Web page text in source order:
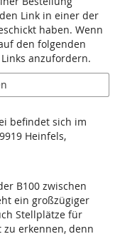
Link in einer der
haben. Wenn
den folgenden
anzufordern.
befindet sich im
Heinfels,
B100 zwischen
ein großzügiger
Stellplätze für
erkennen, denn